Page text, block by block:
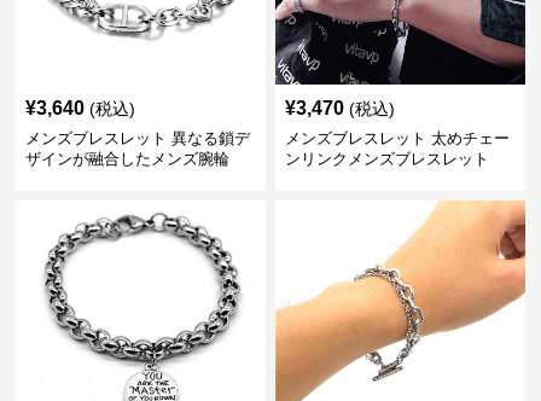
¥3,640 (税込)
メンズブレスレット 異なる鎖デ
ザインが融合したメンズ腕輪
¥3,470 (税込)
メンズブレスレット 太めチェー
ンリンクメンズブレスレット